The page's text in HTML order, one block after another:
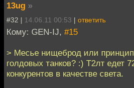
13ug »
#32 | 14.06.11 00:53 | ответить
Кому: GEN-IJ, #15
> Месье нищеброд или
голдовых танков? :) Т2лт едет
конкурентов в качестве света.